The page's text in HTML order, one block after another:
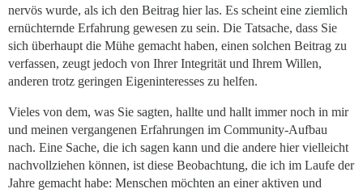
nervös wurde, als ich den Beitrag hier las. Es scheint eine ziemlich
ernüchternde Erfahrung gewesen zu sein. Die Tatsache, dass Sie
sich überhaupt die Mühe gemacht haben, einen solchen Beitrag zu
verfassen, zeugt jedoch von Ihrer Integrität und Ihrem Willen,
anderen trotz geringen Eigeninteresses zu helfen.
Vieles von dem, was Sie sagten, hallte und hallt immer noch in mir
und meinen vergangenen Erfahrungen im Community-Aufbau
nach. Eine Sache, die ich sagen kann und die andere hier vielleicht
nachvollziehen können, ist diese Beobachtung, die ich im Laufe der
Jahre gemacht habe: Menschen möchten an einer aktiven und